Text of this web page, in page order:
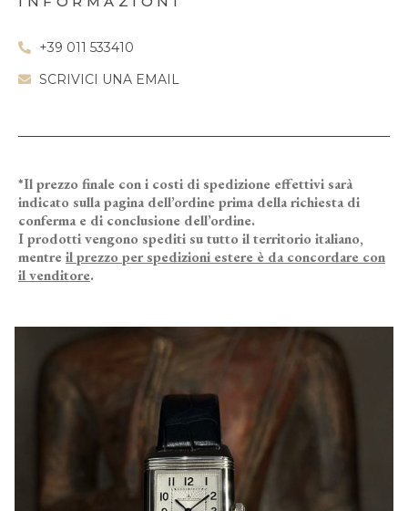
+39 011 533410
SCRIVICI UNA EMAIL
*Il prezzo finale con i costi di spedizione effettivi sarà
indicato sulla pagina dell’ordine prima della richiesta di
conferma e di conclusione dell’ordine.
I prodotti vengono spediti su tutto il territorio italiano,
mentre il prezzo per spedizioni estere è da concordare con
il venditore.